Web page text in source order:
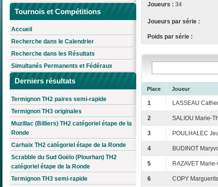
Tournois et Compétitions
Accueil
Recherche dans le Calendrier
Recherche dans les Résultats
Simultanés Permanents et Fédéraux
Derniers résultats
Termignon TH2 paires semi-rapide
Termignon TH3 originales
Muzillac (Billiers) TH2 catégoriel étape de la
Ronde
Carhaix TH2 catégoriel étape de la Ronde
Scrabble du Sud Goëlo (Plourhan) TH2
catégoriel étape de la Ronde
Termignon TH3 semi-rapide
Joueurs : 34
Joueurs par série :
Poids par série :
Place Joueur
1 LASSEAU
2 SALIOU Marie-
3 POULHALEC
4 BUDINOT
5 RAZAVET
6 COPY